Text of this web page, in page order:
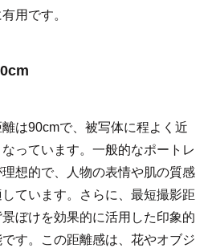
用です。
は90cmで、被写体に程よく近
っています。一般的なポートレ
想的で、人物の表情や肌の質感
ています。さらに、最短撮影距
ぼけを効果的に活用した印象的
す。この距離感は、花やオブジ